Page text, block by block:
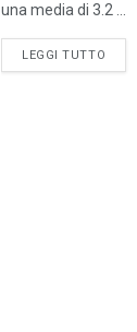
una media di 3.2 ...
LEGGI TUTTO